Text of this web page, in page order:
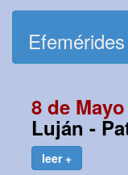
8 de
Luján -
leer +